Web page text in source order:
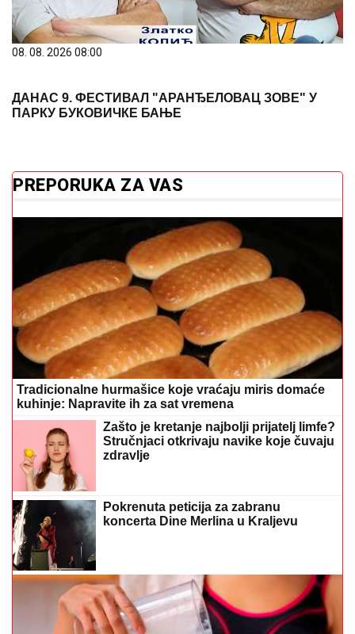
08. 08. 2026 08:00
ДАНАС 9. ФЕСТИВАЛ "АРАНЂЕЛОВАЦ ЗОВЕ" У
ПАРКУ БУКОВИЧКЕ БАЊЕ
PREPORUKA ZA VAS
Tradicionalne hurmašice koje vraćaju miris domaće
kuhinje: Napravite ih za sat vremena
Zašto je kretanje najbolji prijatelj limfe?
Stručnjaci otkrivaju navike koje čuvaju
zdravlje
Pokrenuta peticija za zabranu
koncerta Dine Merlina u Kraljevu